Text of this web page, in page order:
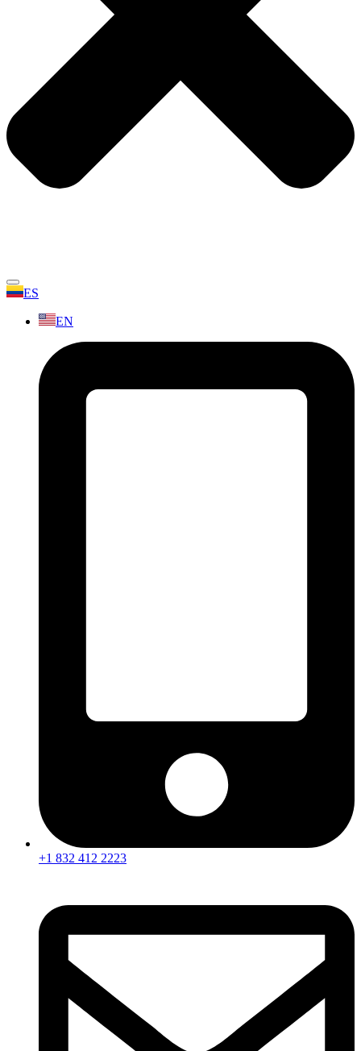
ES
EN
+1 832 412 2223